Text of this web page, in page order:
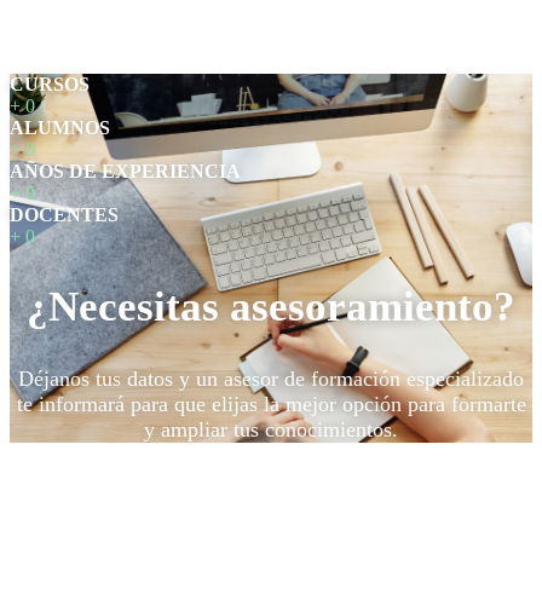
CURSOS
+ 0
ALUMNOS
+ 0
AÑOS DE EXPERIENCIA
+ 0
DOCENTES
+ 0
¿Necesitas asesoramiento?
Déjanos tus datos y un asesor de formación especializado
te informará para que elijas la mejor opción para formarte
y ampliar tus conocimientos.